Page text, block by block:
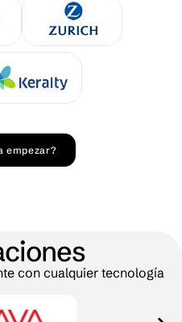
empezar?
con cualquier tecnología